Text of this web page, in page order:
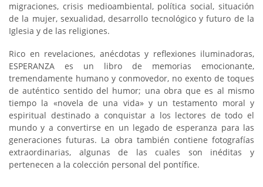
migraciones, crisis medioambiental, política social, situación
de la mujer, sexualidad, desarrollo tecnológico y futuro de la
Iglesia y de las religiones.
Rico en revelaciones, anécdotas y reflexiones iluminadoras,
ESPERANZA es un libro de memorias emocionante,
tremendamente humano y conmovedor, no exento de toques
de auténtico sentido del humor; una obra que es al mismo
tiempo la «novela de una vida» y un testamento moral y
espiritual destinado a conquistar a los lectores de todo el
mundo y a convertirse en un legado de esperanza para las
generaciones futuras. La obra también contiene fotografías
extraordinarias, algunas de las cuales son inéditas y
pertenecen a la colección personal del pontífice.